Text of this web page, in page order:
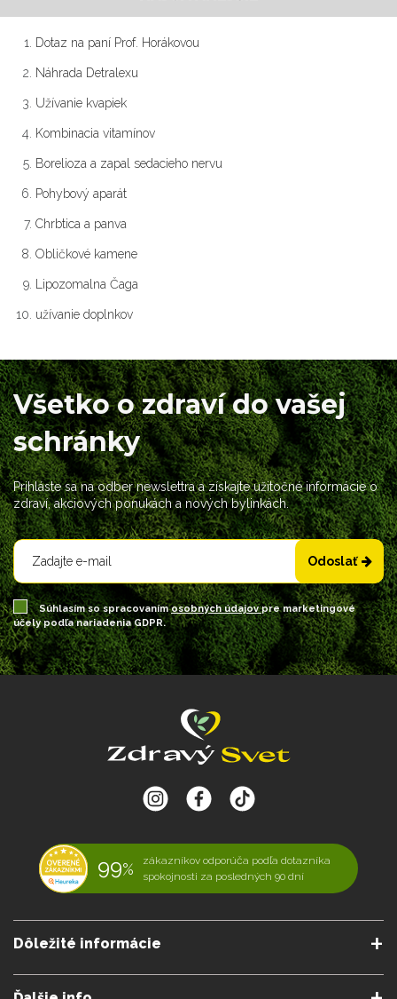
Dotaz na paní Prof. Horákovou
Náhrada Detralexu
Užívanie kvapiek
Kombinacia vitamínov
Borelioza a zapal sedacieho nervu
Pohybový aparát
Chrbtica a panva
Obličkové kamene
Lipozomalna Čaga
užívanie doplnkov
Všetko o zdraví do vašej
schránky
Prihláste sa na odber newslettra a získajte užitočné informácie o
zdraví, akciových ponukách a nových bylinkách.
Odoslať
Súhlasím so spracovanímosobných údajovpre marketingové
účely podľa nariadenia GDPR.
99%
zákazníkov odporúča podľa dotazníka
spokojnosti za posledných 90 dní
Dôležité informácie